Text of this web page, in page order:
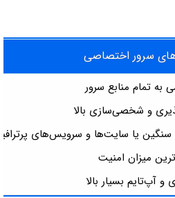
سرور اختصاصی
به تمام منابع سرور
و شخصی‌سازی بالا
سنگین یا سایت‌ها و سرویس‌های
میزان امنیت
و آپ‌تایم بسیار بالا